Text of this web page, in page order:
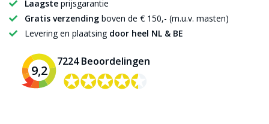
Laagste prijsgarantie
Gratis verzending boven de € 150,- (m.u.v. masten)
Levering en plaatsing door heel NL & BE
9,2
7224 Beoordelingen
✪✪✪✪✪
✪✪✪✪✪